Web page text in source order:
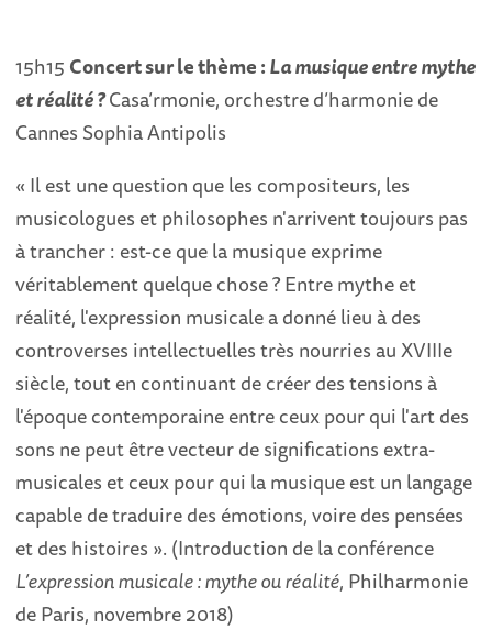
15h15 Concert sur le thème :La musique entre mythe
et réalité ?Casa’rmonie, orchestre d’harmonie de
Cannes Sophia Antipolis
« Il est une question que les compositeurs, les
musicologues et philosophes n'arrivent toujours pas
à trancher : est-ce que la musique exprime
véritablement quelque chose ? Entre mythe et
réalité, l'expression musicale a donné lieu à des
controverses intellectuelles très nourries au XVIIIe
siècle, tout en continuant de créer des tensions à
l'époque contemporaine entre ceux pour qui l'art des
sons ne peut être vecteur de significations extra-
musicales et ceux pour qui la musique est un langage
capable de traduire des émotions, voire des pensées
et des histoires ». (Introduction de la conférence
L’expression musicale : mythe ou réalité, Philharmonie
de Paris, novembre 2018)